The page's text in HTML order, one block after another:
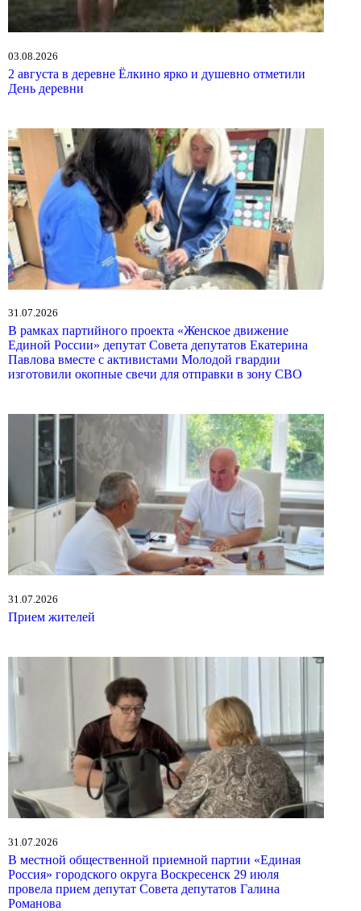
03.08.2026
2 августа в деревне Ёлкино ярко и душевно отметили
День деревни
31.07.2026
В рамках партийного проекта «Женское движение
Единой России» депутат Совета депутатов Екатерина
Павлова вместе с активистами Молодой гвардии
изготовили окопные свечи для отправки в зону СВО
31.07.2026
Прием жителей
31.07.2026
В местной общественной приемной партии «Единая
Россия» городского округа Воскресенск 29 июля
провела прием депутат Совета депутатов Галина
Романова